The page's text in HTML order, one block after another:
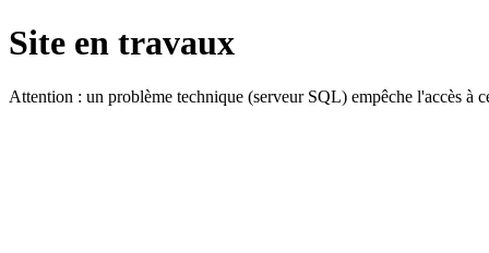
Site en travaux
Attention : un problème technique (serveur SQL) empêche l'accès à